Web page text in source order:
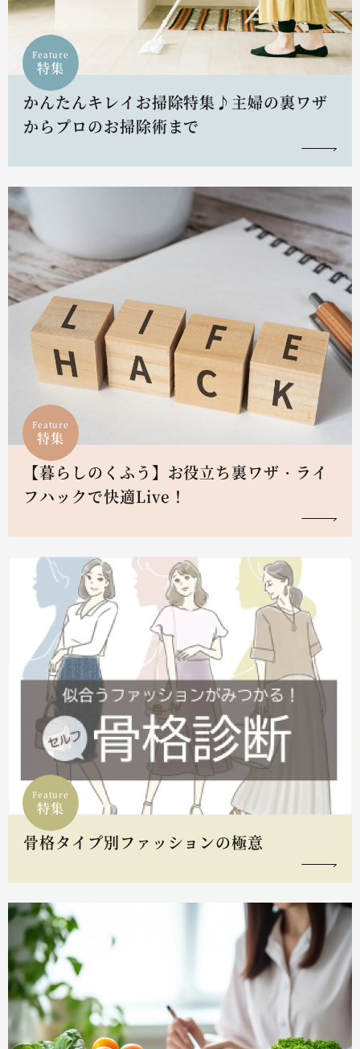
Feature
特集
かんたんキレイお掃除特集♪主婦の裏ワザ
からプロのお掃除術まで
Feature
特集
【暮らしのくふう】お役立ち裏ワザ・ライ
フハックで快適Live！
Feature
特集
骨格タイプ別ファッションの極意